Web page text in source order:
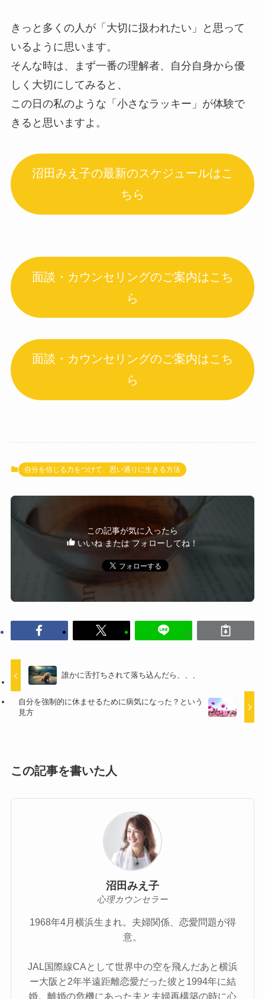
きっと多くの人が「大切に扱われたい」と思って
いるように思います。
そんな時は、まず一番の理解者、自分自身から優
しく大切にしてみると、
この日の私のような「小さなラッキー」が体験で
きると思いますよ。
沼田みえ子の最新のスケジュールはこ
ちら
面談・カウンセリングのご案内はこち
ら
面談・カウンセリングのご案内はこち
ら
自分を信じる力をつけて、思い通りに生きる方法
この記事が気に入ったら
いいね または フォローしてね！
誰かに舌打ちされて落ち込んだら、、、
自分を強制的に休ませるために病気になった？という
見方
この記事を書いた人
沼田みえ子
心理カウンセラー
1968年4月横浜生まれ。夫婦関係、恋愛問題が得
意。
JAL国際線CAとして世界中の空を飛んだあと横浜
ー大阪と2年半遠距離恋愛だった彼と1994年に結
婚。離婚の危機にあった夫と夫婦再構築の時に心